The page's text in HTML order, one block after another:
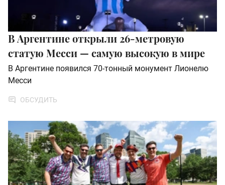
В Аргентине открыли 26-метровую
статую Месси — самую высокую в мире
В Аргентине появился 70-тонный монумент Лионелю
Месси
ОБСУДИТЬ